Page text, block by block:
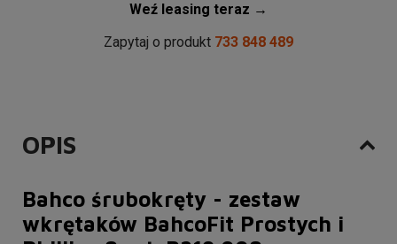
Weź leasing teraz →
Zapytaj o produkt 733 848 489
OPIS
Bahco śrubokręty - zestaw
wkrętaków BahcoFit Prostych i